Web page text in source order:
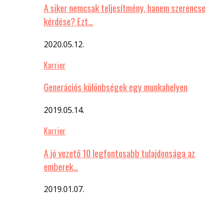
A siker nemcsak teljesítmény, hanem szerencse
kérdése? Ezt…
2020.05.12.
Karrier
Generációs különbségek egy munkahelyen
2019.05.14.
Karrier
A jó vezető 10 legfontosabb tulajdonsága az
emberek…
2019.01.07.